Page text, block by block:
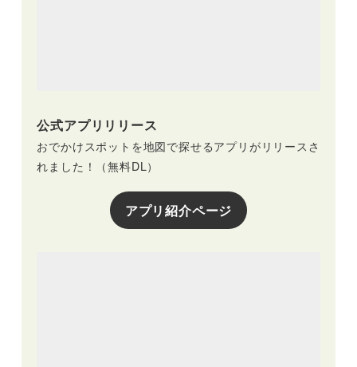
公式アプリリリース
おでかけスポットを地図で探せるアプリがリリースさ
れました！（無料DL）
アプリ紹介ページ